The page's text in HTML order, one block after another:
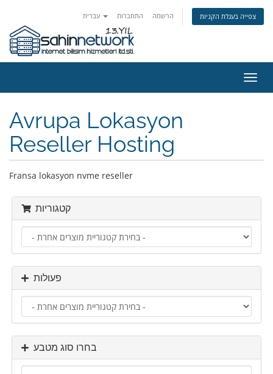
התחברות הרשמה צפייה בעגלת הקניות
ניווט
Avrupa Lokasyon
Reseller Hosting
Fransa lokasyon nvme reseller
קטגוריות
פעולות
בחרו סוג מטבע